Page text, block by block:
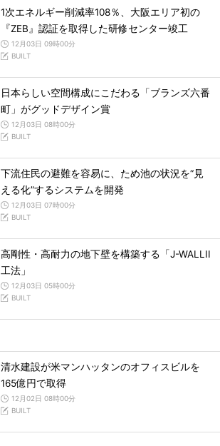
1次エネルギー削減率108％、大阪エリア初の
『ZEB』認証を取得した研修センター竣工
12月03日 09時00分
BUILT
日本らしい空間構成にこだわる「ブランズ六番
町」がグッドデザイン賞
12月03日 08時00分
BUILT
下流住民の避難を容易に、ため池の状況を“見
える化”するシステムを開発
12月03日 07時00分
BUILT
高剛性・高耐力の地下壁を構築する「J-WALLII
工法」
12月03日 05時00分
BUILT
清水建設が米マンハッタンのオフィスビルを
165億円で取得
12月02日 08時00分
BUILT